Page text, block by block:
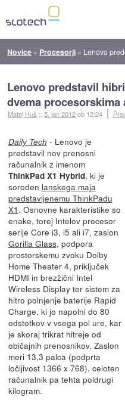
Novice » Procesorji » Lenovo predstavil
Lenovo predstavil
dvema procesorskima
Matej Huš ::5. jan 2012ob 12:24
Daily Tech - Lenovo je
predstavil nov prenosni
računalnik z imenom
ThinkPad X1 Hybrid, ki je
soroden lanskega maja
predstavljenemu ThinkPadu
X1 . Osnovne karakteristike so
enake, torej Intelov procesor
serije Core i3, i5 ali i7, zaslon
Gorilla Glass, podpora
prostorskemu zvoku Dolby
Home Theater 4, priključek
HDMI in brezžični Intel
Wireless Display ter sistem za
hitro polnjenje baterije Rapid
Charge, ki jo napolni do 80
odstotkov v vsega pol ure, kar
je skoraj trikrat hitreje od
običajnih prenosnikov. Zaslon
meri 13,3 palca (podprta
ločljivost 1366 x 768), celoten
računalnik pa tehta poldrugi
kilogram.